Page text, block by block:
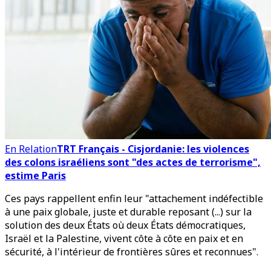
En RelationTRT Français - Cisjordanie: les violences
des colons israéliens sont "des actes de terrorisme",
estime Paris
Ces pays rappellent enfin leur "attachement indéfectible
à une paix globale, juste et durable reposant (...) sur la
solution des deux États où deux États démocratiques,
Israël et la Palestine, vivent côte à côte en paix et en
sécurité, à l'intérieur de frontières sûres et reconnues".